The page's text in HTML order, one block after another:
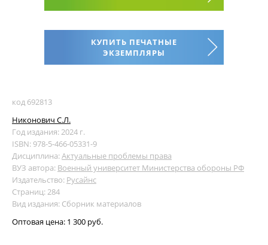
КУПИТЬ ПЕЧАТНЫЕ
ЭКЗЕМПЛЯРЫ
код 692813
Никонович С.Л.
Год издания: 2024 г.
ISBN: 978-5-466-05331-9
Дисциплина:Актуальные проблемы права
ВУЗ автора: Военный университет Министерства обороны РФ
Издательство: Русайнс
Страниц: 284
Вид издания: Сборник материалов
Оптовая цена: 1 300 руб.